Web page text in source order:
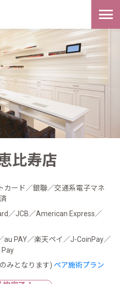
比寿店
カード／銀聯／交通系電子マネ
／JCB／American Express／
au PAY／楽天ペイ／J-CoinPay／
Pay
みとなります) ペア施術プラン